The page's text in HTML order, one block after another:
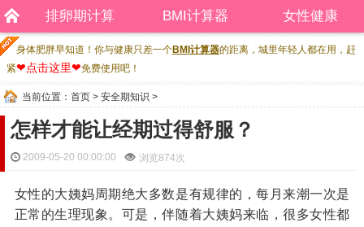
排卵期计算 BMI计算器 女性健康
身体肥胖早知道！你与健康只差一个BMI计算器的距离，城里年轻人都在用，赶
紧❤点击这里❤免费使用吧！
当前位置： 首页 > 安全期知识 >
怎样才能让经期过得舒服？
2009-05-20 00:00:00 浏览874次
女性的大姨妈周期绝大多数是有规律的，每月来潮一次是
正常的生理现象。可是，伴随着大姨妈来临，很多女性都